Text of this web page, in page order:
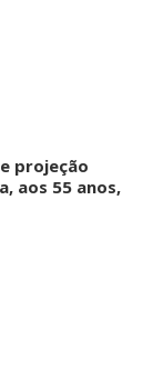
projeção
aos 55 anos,